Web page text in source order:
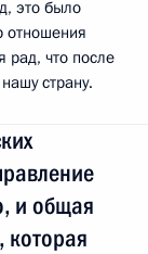
это было
отношения
рад, что после
страну.
и общая
которая